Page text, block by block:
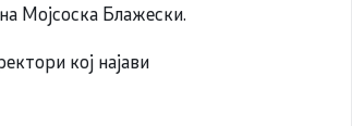
Мојсоска Блажески.
кој најави